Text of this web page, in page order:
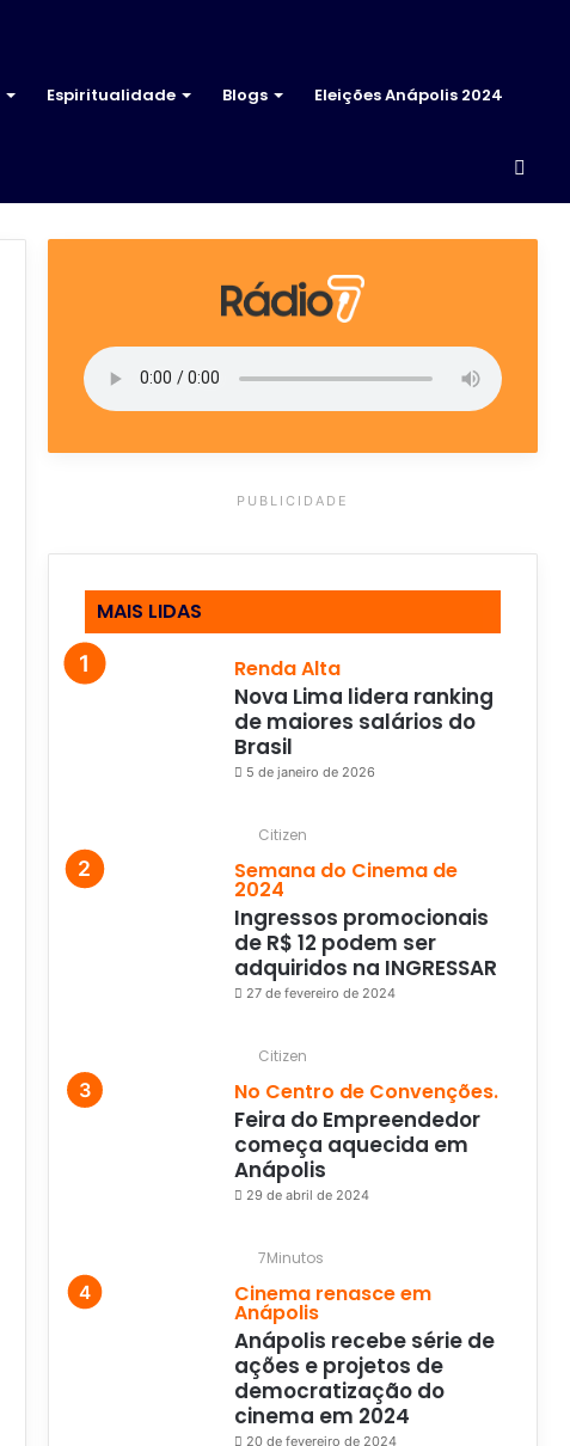
Espiritualidade Blogs Eleições Anápolis 2024
por
PUBLICIDADE
MAIS LIDAS
Renda Alta
Nova Lima lidera ranking
de maiores salários do
Brasil
5 de janeiro de 2026
Citizen
Semana do Cinema de
2024
Ingressos promocionais
de R$ 12 podem ser
adquiridos na INGRESSAR
27 de fevereiro de 2024
Citizen
No Centro de Convenções.
Feira do Empreendedor
começa aquecida em
Anápolis
29 de abril de 2024
7Minutos
Cinema renasce em
Anápolis
Anápolis recebe série de
ações e projetos de
democratização do
cinema em 2024
20 de fevereiro de 2024